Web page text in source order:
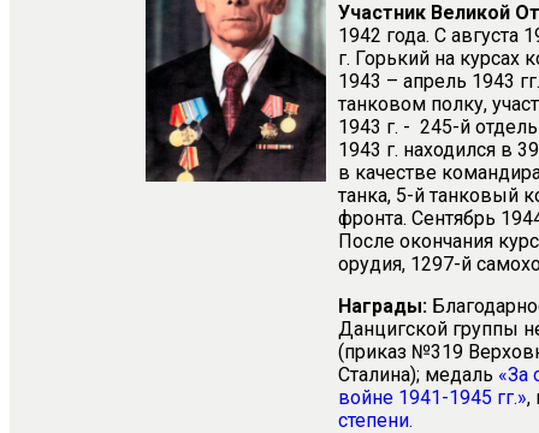
Участник Великой
1942 года. С августа
г. Горький на
1943 – апрель 1943
танковом полку,
1943 г. - 245-й
1943 г. находился в
в качестве
танка, 5-й танковый
фронта. Сентябрь
После окончания
орудия, 1297-й
Награды:
Данцигской группы
(приказ №319
Сталина); медаль «За
войне 1941-1945 гг.»,
степени.